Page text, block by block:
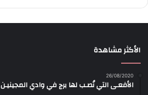
الأكثر مشاهدة
26/08/2020
الأفعـى التي نُصـب لها برج في وادي المجينيـن